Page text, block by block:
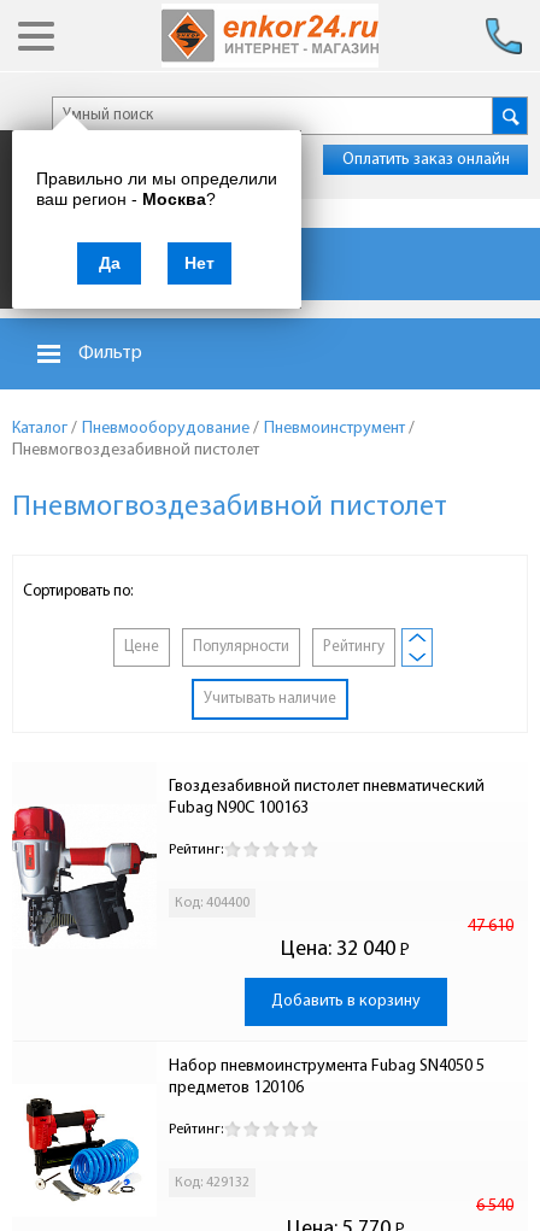
Правильно ли мы определили
ваш регион - Москва?
Да Нет
Оплатить заказ онлайн
Каталог товаров
Фильтр
Каталог / Пневмооборудование / Пневмоинструмент/
Пневмогвоздезабивной пистолет
Пневмогвоздезабивной пистолет
Сортировать по:
Цене Популярности Рейтингу
Учитывать наличие
Гвоздезабивной пистолет пневматический
Fubag N90C 100163
Рейтинг:
Код: 404400
Цена:
47 610
32 040 Р
-
Добавить в корзину
Набор пневмоинструмента Fubag SN4050 5
предметов 120106
Рейтинг:
Код: 429132
6 540